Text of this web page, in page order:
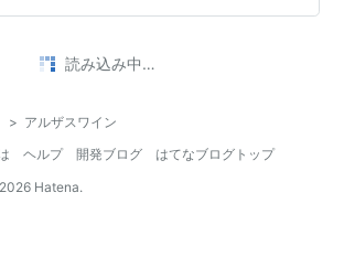
く、最古の記述は823年ということで、
• 3年前
#アルザスワイン